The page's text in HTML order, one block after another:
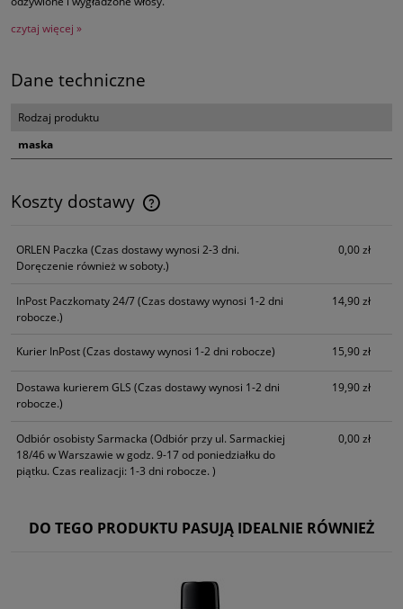
czytaj więcej »
Dane techniczne
Rodzaj produktu
maska
Koszty dostawy
Cena nie zawiera ewentualnych kosztów płatności
ORLEN Paczka (Czas dostawy wynosi 2-3 dni.
Doręczenie również w soboty.)
0,00 zł
InPost Paczkomaty 24/7(Czas dostawy wynosi 1-2 dni
robocze.)
14,90 zł
Kurier InPost(Czas dostawy wynosi 1-2 dni robocze) 15,90 zł
Dostawa kurierem GLS (Czas dostawy wynosi 1-2 dni
robocze.)
19,90 zł
Odbiór osobisty Sarmacka (Odbiór przy ul. Sarmackiej
18/46 w Warszawie w godz. 9-17 od poniedziałku do
piątku. Czas realizacji: 1-3 dni robocze. )
0,00 zł
DO TEGO PRODUKTU PASUJĄ IDEALNIE RÓWNIEŻ